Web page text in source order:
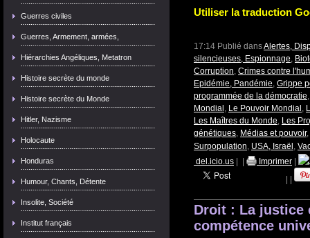
Guerres civiles
Guerres, Armement, armées,
Hiérarchies Angéliques, Metatron
Histoire secrète du monde
Histoire secrète du Monde
Hitler, Nazisme
Holocaute
Honduras
Humour, Chants, Détente
Insolite, Société
Institut français
Utiliser la traduction
17:14 Publié dansAlertes,
silencieuses, Espionnage,
Corruption, Crimes contre
Epidémie, Pandémie, Grippe
programmée de la démocratie
Mondial , Le Pouvoir Mondial ,
Les Maîtres du Monde, Les
génétiques, Médias et pouvoir,
Surpopulation, USA, Israël ,
del.icio.us
Imprimer
Droit : La justice
compétence